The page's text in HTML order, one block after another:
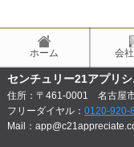
ホーム 会
センチュリー21アプリシ
住所：〒461-0001 名古屋
フリーダイヤル： 0120-920-
Mail：